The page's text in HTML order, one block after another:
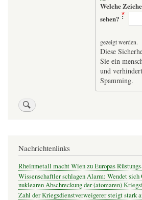
Welche
sehen?
gezeigt werden.
Diese
Sie ein
und
Spamming.
Nachrichtenlinks
Rheinmetall macht Wien zu Europas
Wissenschaftler schlagen Alarm: Wendet sich
nuklearen Abschreckung der (atomaren)
Zahl der Kriegsdienstverweigerer steigt stark